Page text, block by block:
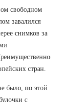
свободном
завалился
снимков за
стран.
было, по этой
с